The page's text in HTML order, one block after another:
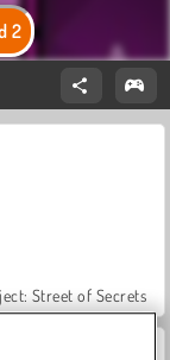
2
Street of Secrets